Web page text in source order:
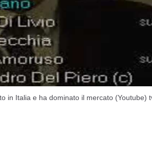
in Italia e ha dominato il mercato (Youtube)